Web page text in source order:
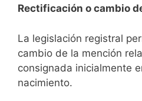
Rectificación o cambio
La legislación registral
cambio de la mención
consignada inicialmente
nacimiento.